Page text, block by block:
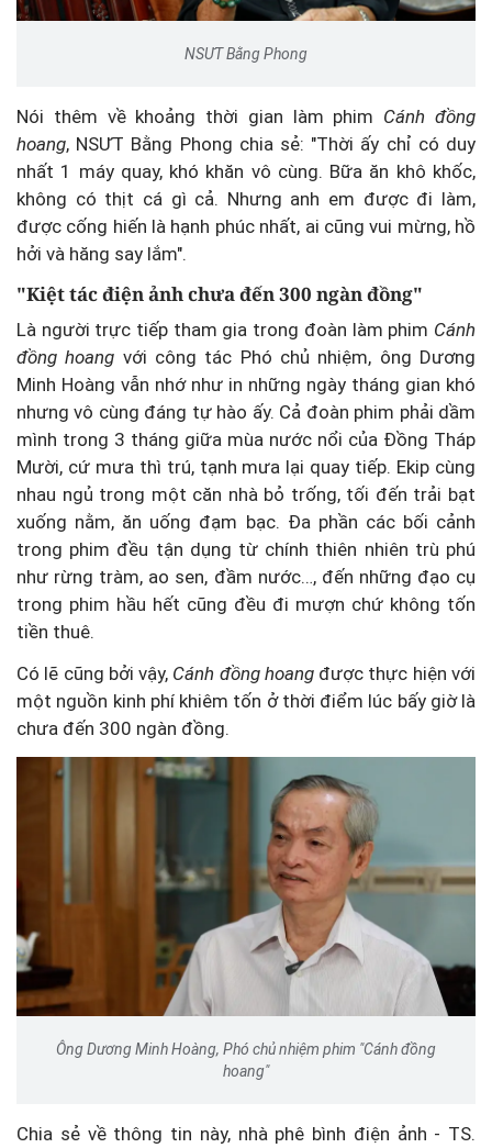
NSƯT Bằng Phong
Nói thêm về khoảng thời gian làm phim Cánh đồng
hoang, NSƯT Bằng Phong chia sẻ: "Thời ấy chỉ có duy
nhất 1 máy quay, khó khăn vô cùng. Bữa ăn khô khốc,
không có thịt cá gì cả. Nhưng anh em được đi làm,
được cống hiến là hạnh phúc nhất, ai cũng vui mừng, hồ
hởi và hăng say lắm".
"Kiệt tác điện ảnh chưa đến 300 ngàn đồng"
Là người trực tiếp tham gia trong đoàn làm phim Cánh
đồng hoang với công tác Phó chủ nhiệm, ông Dương
Minh Hoàng vẫn nhớ như in những ngày tháng gian khó
nhưng vô cùng đáng tự hào ấy. Cả đoàn phim phải dầm
mình trong 3 tháng giữa mùa nước nổi của Đồng Tháp
Mười, cứ mưa thì trú, tạnh mưa lại quay tiếp. Ekip cùng
nhau ngủ trong một căn nhà bỏ trống, tối đến trải bạt
xuống nằm, ăn uống đạm bạc. Đa phần các bối cảnh
trong phim đều tận dụng từ chính thiên nhiên trù phú
như rừng tràm, ao sen, đầm nước…, đến những đạo cụ
trong phim hầu hết cũng đều đi mượn chứ không tốn
tiền thuê.
Có lẽ cũng bởi vậy, Cánh đồng hoangđược thực hiện với
một nguồn kinh phí khiêm tốn ở thời điểm lúc bấy giờ là
chưa đến 300 ngàn đồng.
Ông Dương Minh Hoàng, Phó chủ nhiệm phim "Cánh đồng
hoang"
Chia sẻ về thông tin này, nhà phê bình điện ảnh - TS.